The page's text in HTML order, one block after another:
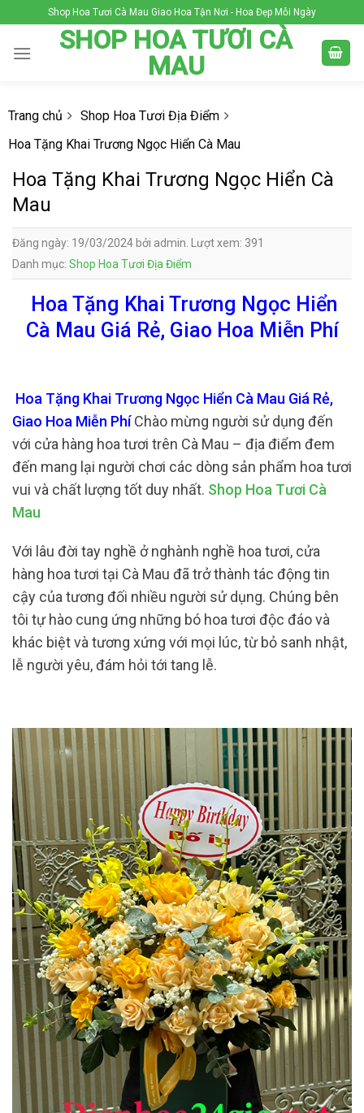
to
content
Shop Hoa Tươi Cà Mau Giao Hoa Tận Nơi - Hoa Đẹp Mỗi Ngày
SHOP HOA TƯƠI CÀ
MAU
Trang chủ
Shop Hoa Tươi Địa Điểm
Hoa Tặng Khai Trương Ngọc Hiển Cà Mau
Hoa Tặng Khai Trương Ngọc Hiển Cà
Mau
Đăng ngày: 19/03/2024 bởi admin. Lượt xem: 391
Danh mục: Shop Hoa Tươi Địa Điểm
Hoa Tặng Khai Trương Ngọc Hiển
Cà Mau Giá Rẻ, Giao Hoa Miễn Phí
Hoa Tặng Khai Trương Ngọc Hiển Cà Mau Giá Rẻ,
Giao Hoa Miễn PhíChào mừng người sử dụng đến
với cửa hàng hoa tươi trên Cà Mau – địa điểm đem
đến mang lại người chơi các dòng sản phẩm hoa tươi
vui và chất lượng tốt duy nhất. Shop Hoa Tươi Cà
Mau
Với lâu đời tay nghề ở nghành nghề hoa tươi, cửa
hàng hoa tươi tại Cà Mau đã trở thành tác động tin
cậy của tương đối nhiều người sử dụng. Chúng bên
tôi tự hào cung ứng những bó hoa tươi độc đáo và
khác biệt và tương xứng với mọi lúc, từ bỏ sanh nhật,
lễ người yêu, đám hỏi tới tang lễ.